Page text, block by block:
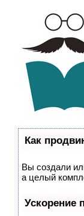
Как
Вы создали
а целый
Ускорение